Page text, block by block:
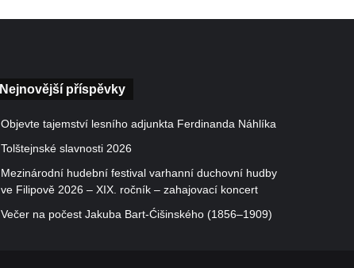
Nejnovější příspěvky
Objevte tajemství lesního adjunkta Ferdinanda Náhlíka
Tolštejnské slavnosti 2026
Mezinárodní hudební festival varhanní duchovní hudby
ve Filipově 2026 – XIX. ročník – zahajovací koncert
Večer na počest Jakuba Bart-Ćišinského (1856–1909)